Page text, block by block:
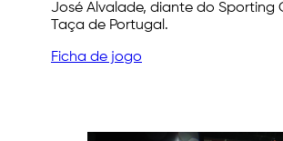
José Alvalade, diante do Sporting
Taça de Portugal.
Ficha de jogo